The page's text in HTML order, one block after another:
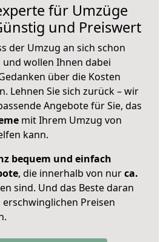
für Umzüge
und Preiswert
der Umzug an sich schon
wollen Ihnen dabei
über die Kosten
Lehnen Sie sich zurück – wir
Angebote für Sie, das
mit Ihrem Umzug von
kann.
bequem und einfach
, die innerhalb von nurca.
sind. Und das Beste daran
erschwinglichen Preisen